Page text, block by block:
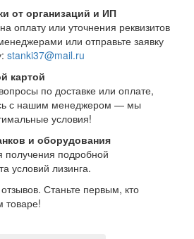
от организаций и ИП
оплату или уточнения реквизитов
или отправьте заявку
stanki37@mail.ru
картой
по доставке или оплате,
с нашим менеджером — мы
условия!
и оборудования
получения подробной
условий лизинга.
Станьте первым, кто
товаре!